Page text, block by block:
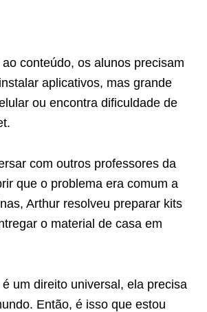
conteúdo, os alunos precisam
aplicativos, mas grande
ou encontra dificuldade de
com outros professores da
que o problema era comum a
Arthur resolveu preparar kits
o material de casa em
é um direito universal, ela precisa
Então, é isso que estou